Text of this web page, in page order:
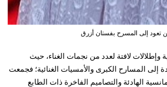
تعود إلى المسرح بفستان أزرق
لافتة لعدد من نجمات الغناء، حيث
إلى المسارح الكبرى والأمسيات الغنائية؛ فجمعت
الهادئة والتصاميم الفاخرة ذات الطابع